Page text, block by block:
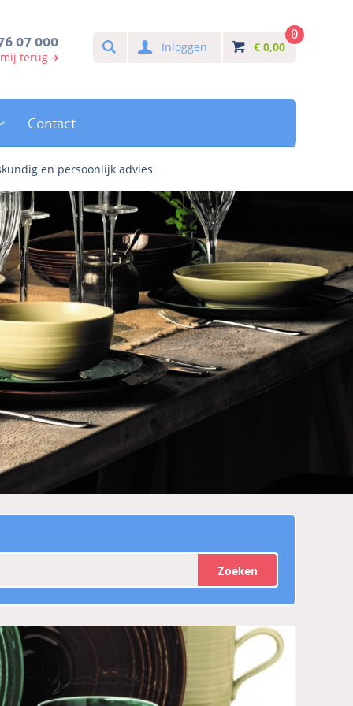
07 000
terug
SearchInloggen € 0,00
0
Contact
en persoonlijk advies
Zoeken